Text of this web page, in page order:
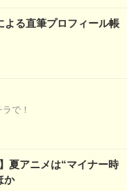
よる直筆プロフィール帳
で！
夏アニメは“マイナー時
か